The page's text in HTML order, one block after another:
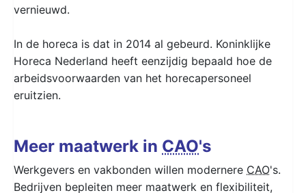
vernieuwd.
In de horeca is dat in 2014 al gebeurd. Koninklijke
Horeca Nederland heeft eenzijdig bepaald hoe de
arbeidsvoorwaarden van het horecapersoneel
eruitzien.
Meer maatwerk in CAO's
Werkgevers en vakbonden willen modernere CAO's.
Bedrijven bepleiten meer maatwerk en flexibiliteit,